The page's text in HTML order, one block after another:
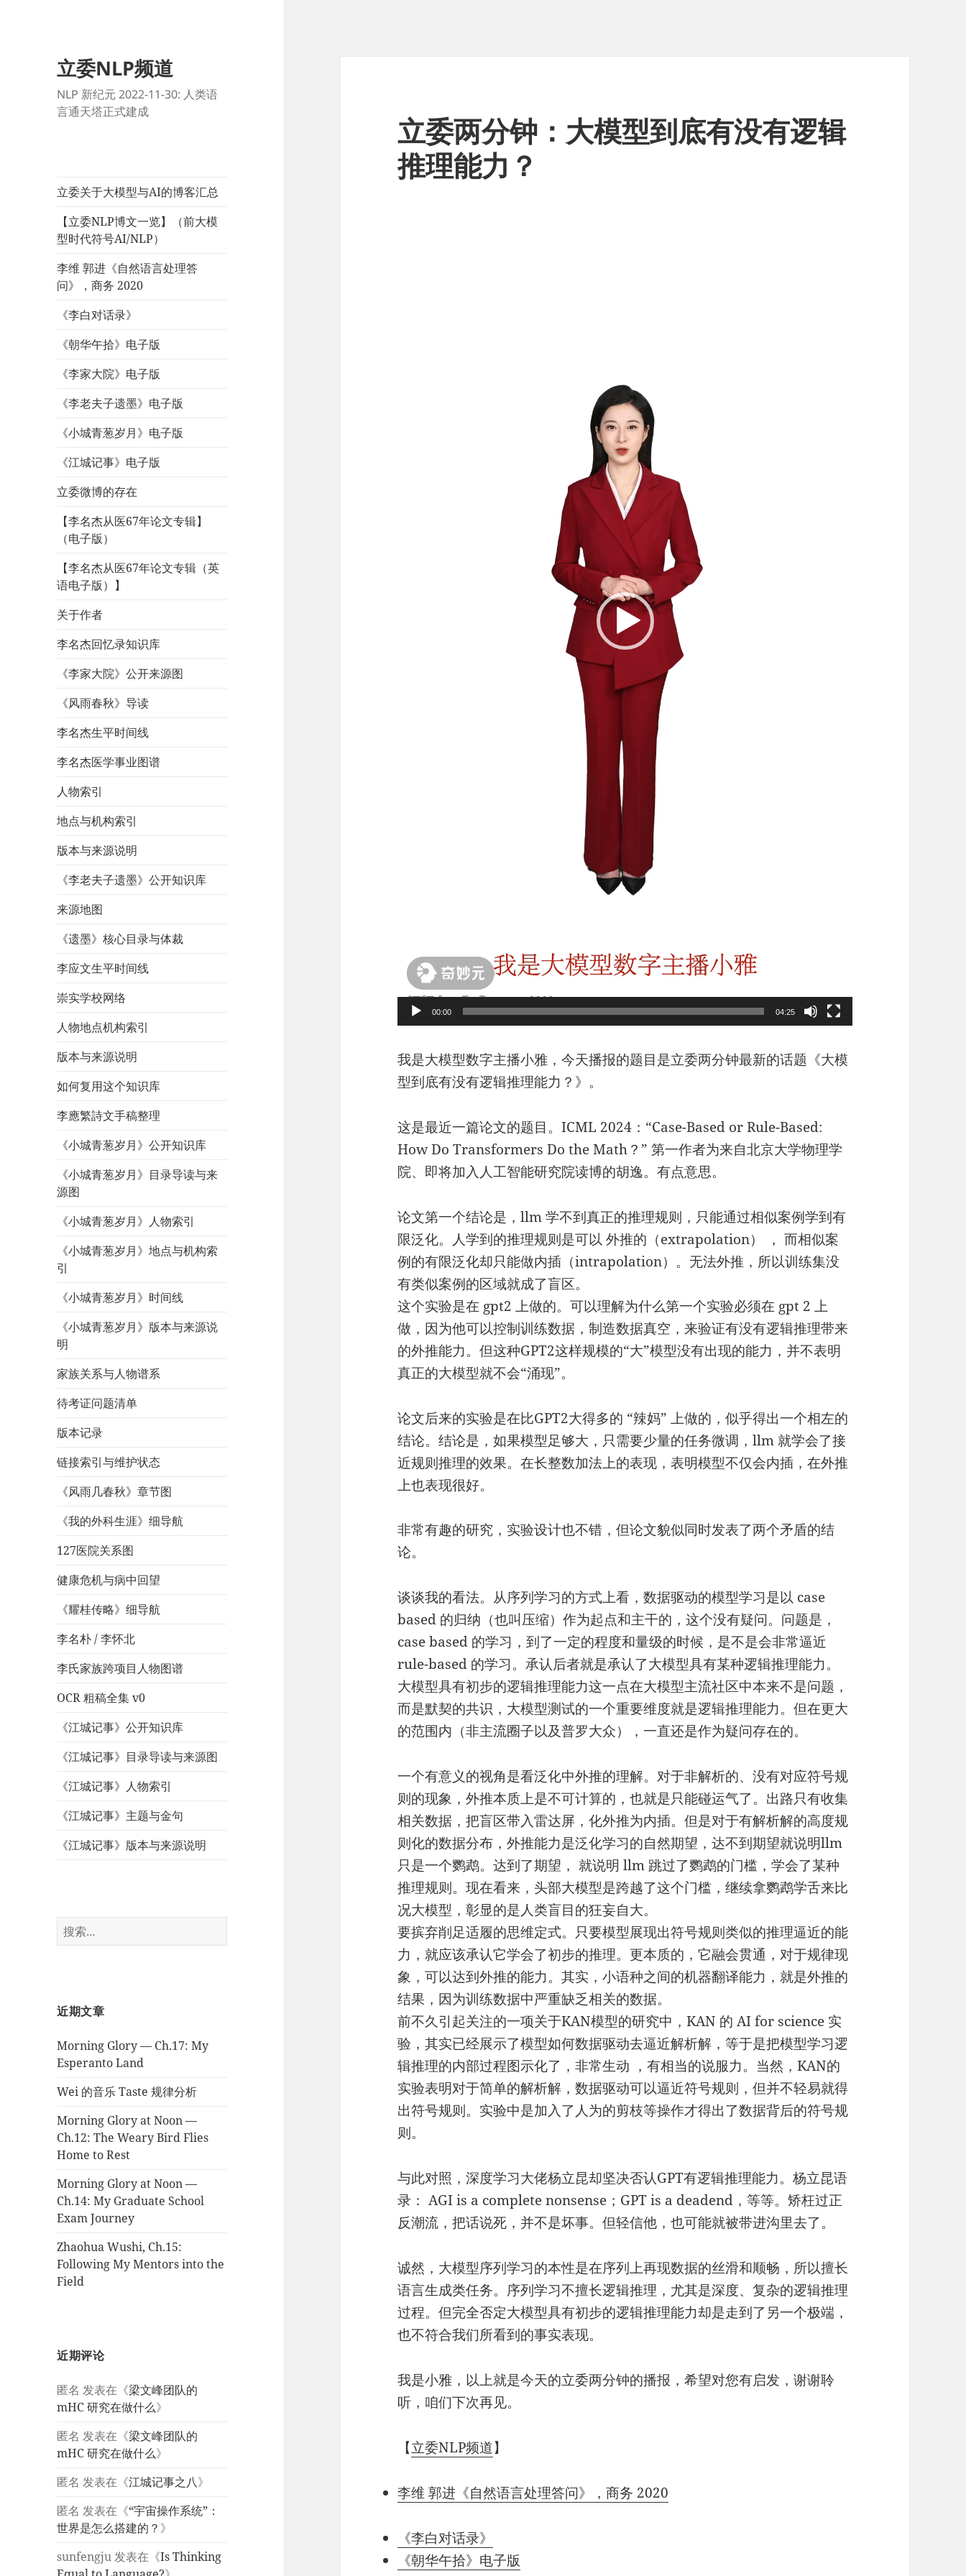
立委NLP频道
NLP 新纪元 2022-11-30: 人类语
言通天塔正式建成
立委关于大模型与AI的博客汇总
【立委NLP博文一览】（前大模
型时代符号AI/NLP）
李维 郭进《自然语言处理答
问》，商务 2020
《李白对话录》
《朝华午拾》电子版
《李家大院》电子版
《李老夫子遗墨》电子版
《小城青葱岁月》电子版
《江城记事》电子版
立委微博的存在
【李名杰从医67年论文专辑】
（电子版）
【李名杰从医67年论文专辑（英
语电子版）】
关于作者
李名杰回忆录知识库
《李家大院》公开来源图
《风雨春秋》导读
李名杰生平时间线
李名杰医学事业图谱
人物索引
地点与机构索引
版本与来源说明
《李老夫子遗墨》公开知识库
来源地图
《遗墨》核心目录与体裁
李应文生平时间线
崇实学校网络
人物地点机构索引
版本与来源说明
如何复用这个知识库
李應繁詩文手稿整理
《小城青葱岁月》公开知识库
《小城青葱岁月》目录导读与来
源图
《小城青葱岁月》人物索引
《小城青葱岁月》地点与机构索
引
《小城青葱岁月》时间线
《小城青葱岁月》版本与来源说
明
家族关系与人物谱系
待考证问题清单
版本记录
链接索引与维护状态
《风雨几春秋》章节图
《我的外科生涯》细导航
127医院关系图
健康危机与病中回望
《耀桂传略》细导航
李名朴 / 李怀北
李氏家族跨项目人物图谱
OCR 粗稿全集 v0
《江城记事》公开知识库
《江城记事》目录导读与来源图
《江城记事》人物索引
《江城记事》主题与金句
《江城记事》版本与来源说明
搜
索：
近期文章
Morning Glory — Ch.17: My
Esperanto Land
Wei 的音乐 Taste 规律分析
Morning Glory at Noon —
Ch.12: The Weary Bird Flies
Home to Rest
Morning Glory at Noon —
Ch.14: My Graduate School
Exam Journey
Zhaohua Wushi, Ch.15:
Following My Mentors into the
Field
近期评论
匿名 发表在《梁文峰团队的
mHC 研究在做什么》
匿名 发表在《梁文峰团队的
mHC 研究在做什么》
匿名 发表在《江城记事之八》
匿名 发表在《“宇宙操作系统”：
世界是怎么搭建的？ 》
sunfengju发表在《Is Thinking
立委两分钟：大模型到底有没有逻辑
推理能力？
00:00 04:25
我是大模型数字主播小雅，今天播报的题目是立委两分钟最新的话题《大模
型到底有没有逻辑推理能力？》。
这是最近一篇论文的题目。ICML 2024：“Case-Based or Rule-Based:
How Do Transformers Do the Math？” 第一作者为来自北京大学物理学
院、即将加入人工智能研究院读博的胡逸。有点意思。
论文第一个结论是，llm 学不到真正的推理规则，只能通过相似案例学到有
限泛化。人学到的推理规则是可以 外推的（extrapolation） ， 而相似案
例的有限泛化却只能做内插（intrapolation）。无法外推，所以训练集没
有类似案例的区域就成了盲区。
这个实验是在 gpt2 上做的。可以理解为什么第一个实验必须在 gpt 2 上
做，因为他可以控制训练数据，制造数据真空，来验证有没有逻辑推理带来
的外推能力。但这种GPT2这样规模的“大”模型没有出现的能力，并不表明
真正的大模型就不会“涌现”。
论文后来的实验是在比GPT2大得多的 “辣妈” 上做的，似乎得出一个相左的
结论。结论是，如果模型足够大，只需要少量的任务微调，llm 就学会了接
近规则推理的效果。在长整数加法上的表现，表明模型不仅会内插，在外推
上也表现很好。
非常有趣的研究，实验设计也不错，但论文貌似同时发表了两个矛盾的结
论。
谈谈我的看法。从序列学习的方式上看，数据驱动的模型学习是以 case
based 的归纳（也叫压缩）作为起点和主干的，这个没有疑问。问题是，
case based 的学习，到了一定的程度和量级的时候，是不是会非常逼近
rule-based 的学习。承认后者就是承认了大模型具有某种逻辑推理能力。
大模型具有初步的逻辑推理能力这一点在大模型主流社区中本来不是问题，
而是默契的共识，大模型测试的一个重要维度就是逻辑推理能力。但在更大
的范围内（非主流圈子以及普罗大众），一直还是作为疑问存在的。
一个有意义的视角是看泛化中外推的理解。对于非解析的、没有对应符号规
则的现象，外推本质上是不可计算的，也就是只能碰运气了。出路只有收集
相关数据，把盲区带入雷达屏，化外推为内插。但是对于有解析解的高度规
则化的数据分布，外推能力是泛化学习的自然期望，达不到期望就说明llm
只是一个鹦鹉。达到了期望， 就说明 llm 跳过了鹦鹉的门槛，学会了某种
推理规则。现在看来，头部大模型是跨越了这个门槛，继续拿鹦鹉学舌来比
况大模型，彰显的是人类盲目的狂妄自大。
要摈弃削足适履的思维定式。只要模型展现出符号规则类似的推理逼近的能
力，就应该承认它学会了初步的推理。更本质的，它融会贯通，对于规律现
象，可以达到外推的能力。其实，小语种之间的机器翻译能力，就是外推的
结果，因为训练数据中严重缺乏相关的数据。
前不久引起关注的一项关于KAN模型的研究中，KAN 的 AI for science 实
验，其实已经展示了模型如何数据驱动去逼近解析解，等于是把模型学习逻
辑推理的内部过程图示化了，非常生动 ，有相当的说服力。当然，KAN的
实验表明对于简单的解析解，数据驱动可以逼近符号规则，但并不轻易就得
出符号规则。实验中是加入了人为的剪枝等操作才得出了数据背后的符号规
则。
与此对照，深度学习大佬杨立昆却坚决否认GPT有逻辑推理能力。杨立昆语
录： AGI is a complete nonsense；GPT is a deadend，等等。矫枉过正
反潮流，把话说死，并不是坏事。但轻信他，也可能就被带进沟里去了。
诚然，大模型序列学习的本性是在序列上再现数据的丝滑和顺畅，所以擅长
语言生成类任务。序列学习不擅长逻辑推理，尤其是深度、复杂的逻辑推理
过程。但完全否定大模型具有初步的逻辑推理能力却是走到了另一个极端，
也不符合我们所看到的事实表现。
我是小雅，以上就是今天的立委两分钟的播报，希望对您有启发，谢谢聆
听，咱们下次再见。
【立委NLP频道】
李维 郭进《自然语言处理答问》，商务 2020
《李白对话录》
《朝华午拾》电子版